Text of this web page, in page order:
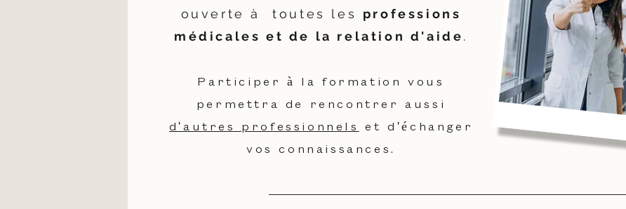
ouverte à toutes les professions
médicales et de la relation d'aide.
Participer à la formation vous
permettra de rencontrer aussi
d'autres professionnels et d'échanger
vos connaissances.